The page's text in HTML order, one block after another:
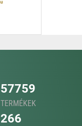
57759
TERMÉKEK
266